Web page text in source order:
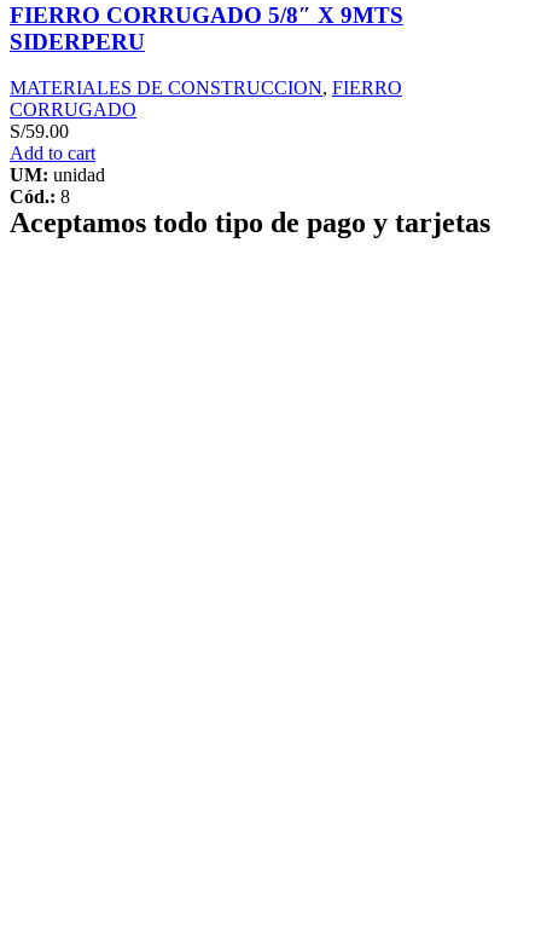
FIERRO CORRUGADO 5/8″ X 9MTS
SIDERPERU
MATERIALES DE CONSTRUCCION, FIERRO
CORRUGADO
S/59.00
Add to cart
UM: unidad
Cód.: 8
Aceptamos todo tipo de pago y tarjetas